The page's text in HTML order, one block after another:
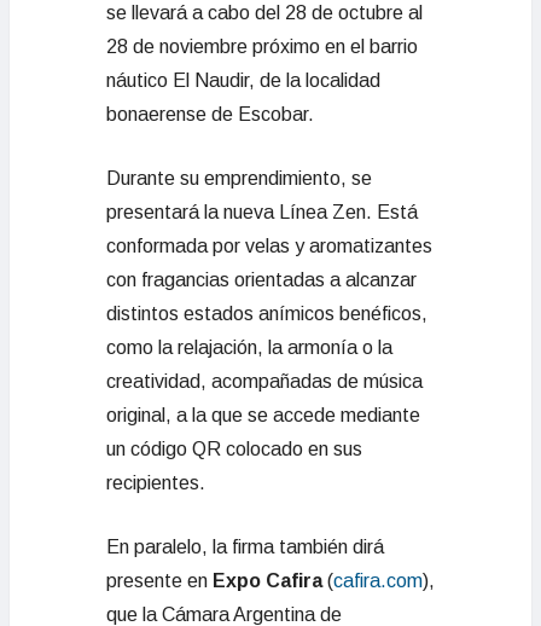
se llevará a cabo del 28 de octubre al
28 de noviembre próximo en el barrio
náutico El Naudir, de la localidad
bonaerense de Escobar.
Durante su emprendimiento, se
presentará la nueva Línea Zen. Está
conformada por velas y aromatizantes
con fragancias orientadas a alcanzar
distintos estados anímicos benéficos,
como la relajación, la armonía o la
creatividad, acompañadas de música
original, a la que se accede mediante
un código QR colocado en sus
recipientes.
En paralelo, la firma también dirá
presente en Expo Cafira(cafira.com),
que la Cámara Argentina de